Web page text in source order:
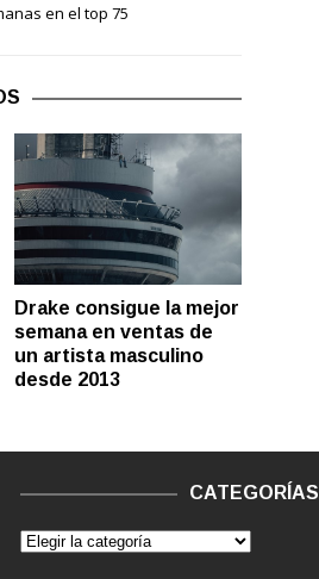
en el top 75
Drake consigue la mejor
semana en ventas de
un artista masculino
desde 2013
CATEGORÍAS